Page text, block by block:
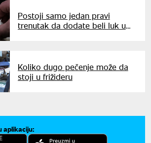
Postoji samo jedan pravi
trenutak da dodate beli luk u
Koliko dugo pečenje može da
stoji u frižideru
aplikaciju: